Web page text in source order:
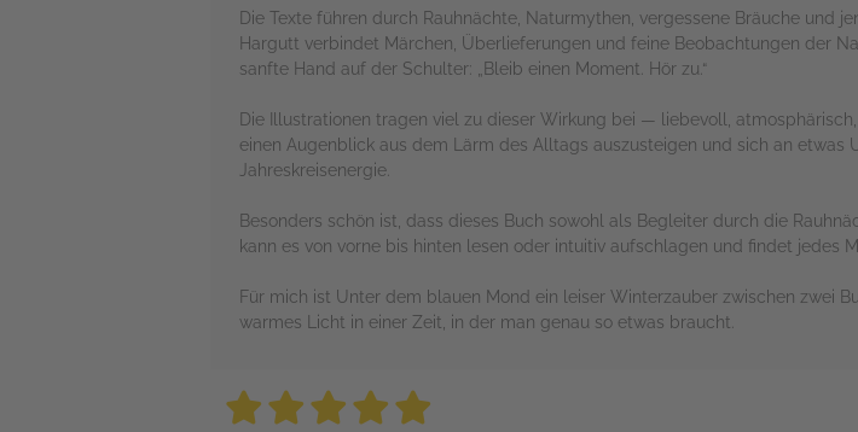
Die Texte führen durch Rauhnächte, Naturmythen, vergessene Bräuche und
Hargutt verbindet Märchen, Überlieferungen und feine Beobachtungen der
sanfte Hand auf der Schulter: „Bleib einen Moment. Hör zu.“
Die Illustrationen tragen viel zu dieser Wirkung bei — liebevoll,
einen Augenblick aus dem Lärm des Alltags auszusteigen und sich an etwas
Jahreskreisenergie.
Besonders schön ist, dass dieses Buch sowohl als Begleiter durch die
kann es von vorne bis hinten lesen oder intuitiv aufschlagen und findet jedes
Für mich ist Unter dem blauen Mond ein leiser Winterzauber zwischen zwei
warmes Licht in einer Zeit, in der man genau so etwas braucht.
5 stars
5 stars
5 stars
5 stars